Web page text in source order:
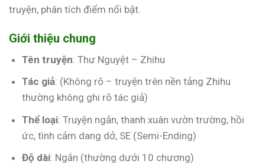
truyện, phân tích điểm nổi bật.
Giới thiệu chung
Tên truyện: Thư Nguyệt – Zhihu
Tác giả: (Không rõ – truyện trên nền tảng Zhihu
thường không ghi rõ tác giả)
Thể loại: Truyện ngắn, thanh xuân vườn trường, hồi
ức, tình cảm dang dở, SE (Semi-Ending)
Độ dài: Ngắn (thường dưới 10 chương)